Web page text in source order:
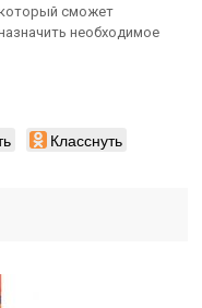
который сможет
необходимое
Класснуть